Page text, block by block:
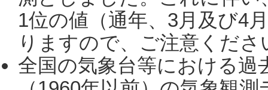
1位の値（通年、3月及び4
りますので、ご注意くだ
全国の気象台等における過